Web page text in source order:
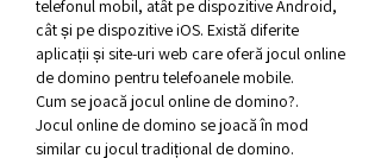
telefonul mobil, atât pe dispozitive Android,
cât și pe dispozitive iOS. Există diferite
aplicații și site-uri web care oferă jocul online
de domino pentru telefoanele mobile.
Cum se joacă jocul online de domino?.
Jocul online de domino se joacă în mod
similar cu jocul tradițional de domino.